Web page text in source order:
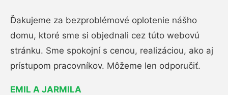
Ďakujeme za bezproblémové oplotenie nášho
domu, ktoré sme si objednali cez túto webovú
stránku. Sme spokojní s cenou, realizáciou, ako aj
prístupom pracovníkov. Môžeme len odporučiť.
EMIL A JARMILA